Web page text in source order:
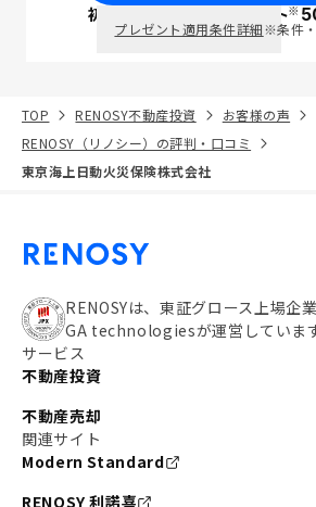
初回面談で ポイント※
プレゼント適用条件詳細※条件
TOP RENOSY不動産投資
お客様の声
RENOSY（リノシー）の評判・口コミ
東京海上日動火災保険株式会社
RENOSYは、東証グロース上場企
GA technologiesが運営しています
サービス
不動産投資
不動産売却
関連サイト
Modern Standard
RENOSY 利諾喜